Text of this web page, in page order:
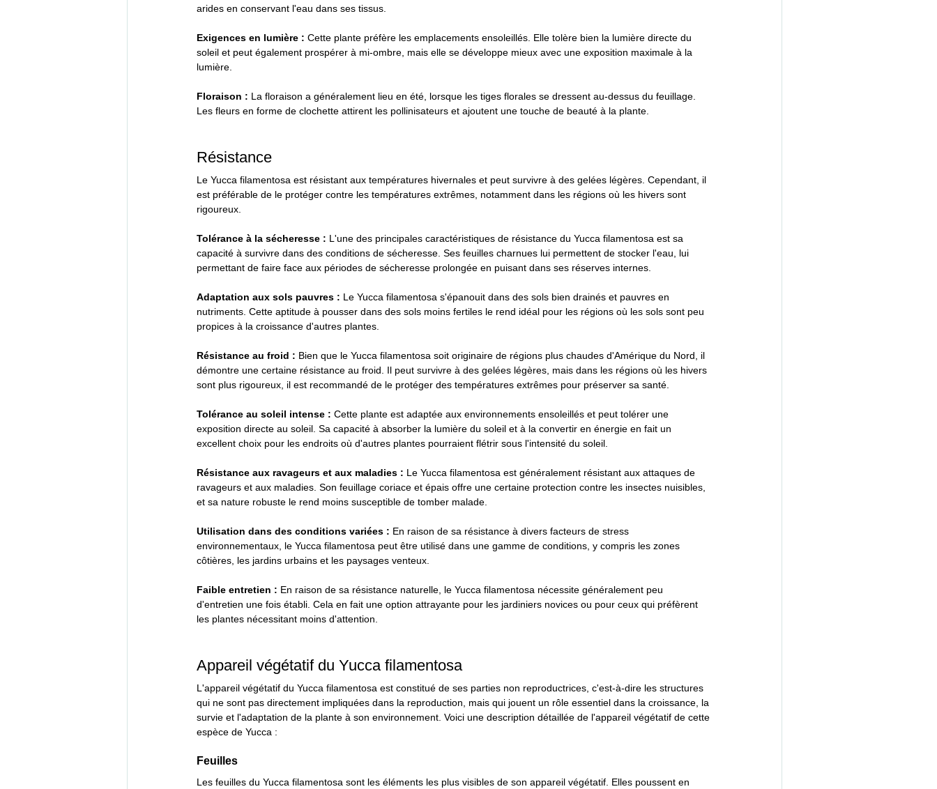
arides en conservant l'eau dans ses tissus.
Exigences en lumière : Cette plante préfère les emplacements ensoleillés. Elle tolère bien la lumière directe du
soleil et peut également prospérer à mi-ombre, mais elle se développe mieux avec une exposition maximale à la
lumière.
Floraison : La floraison a généralement lieu en été, lorsque les tiges florales se dressent au-dessus du feuillage.
Les fleurs en forme de clochette attirent les pollinisateurs et ajoutent une touche de beauté à la plante.
Résistance
Le Yucca filamentosa est résistant aux températures hivernales et peut survivre à des gelées légères. Cependant, il
est préférable de le protéger contre les températures extrêmes, notamment dans les régions où les hivers sont
rigoureux.
Tolérance à la sécheresse : L'une des principales caractéristiques de résistance du Yucca filamentosa est sa
capacité à survivre dans des conditions de sécheresse. Ses feuilles charnues lui permettent de stocker l'eau, lui
permettant de faire face aux périodes de sécheresse prolongée en puisant dans ses réserves internes.
Adaptation aux sols pauvres : Le Yucca filamentosa s'épanouit dans des sols bien drainés et pauvres en
nutriments. Cette aptitude à pousser dans des sols moins fertiles le rend idéal pour les régions où les sols sont peu
propices à la croissance d'autres plantes.
Résistance au froid : Bien que le Yucca filamentosa soit originaire de régions plus chaudes d'Amérique du Nord, il
démontre une certaine résistance au froid. Il peut survivre à des gelées légères, mais dans les régions où les hivers
sont plus rigoureux, il est recommandé de le protéger des températures extrêmes pour préserver sa santé.
Tolérance au soleil intense : Cette plante est adaptée aux environnements ensoleillés et peut tolérer une
exposition directe au soleil. Sa capacité à absorber la lumière du soleil et à la convertir en énergie en fait un
excellent choix pour les endroits où d'autres plantes pourraient flétrir sous l'intensité du soleil.
Résistance aux ravageurs et aux maladies : Le Yucca filamentosa est généralement résistant aux attaques de
ravageurs et aux maladies. Son feuillage coriace et épais offre une certaine protection contre les insectes nuisibles,
et sa nature robuste le rend moins susceptible de tomber malade.
Utilisation dans des conditions variées : En raison de sa résistance à divers facteurs de stress
environnementaux, le Yucca filamentosa peut être utilisé dans une gamme de conditions, y compris les zones
côtières, les jardins urbains et les paysages venteux.
Faible entretien : En raison de sa résistance naturelle, le Yucca filamentosa nécessite généralement peu
d'entretien une fois établi. Cela en fait une option attrayante pour les jardiniers novices ou pour ceux qui préfèrent
les plantes nécessitant moins d'attention.
Appareil végétatif du Yucca filamentosa
L'appareil végétatif du Yucca filamentosa est constitué de ses parties non reproductrices, c'est-à-dire les structures
qui ne sont pas directement impliquées dans la reproduction, mais qui jouent un rôle essentiel dans la croissance, la
survie et l'adaptation de la plante à son environnement. Voici une description détaillée de l'appareil végétatif de cette
espèce de Yucca :
Feuilles
Les feuilles du Yucca filamentosa sont les éléments les plus visibles de son appareil végétatif. Elles poussent en